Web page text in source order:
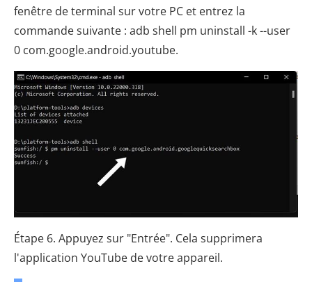
fenêtre de terminal sur votre PC et entrez la
commande suivante : adb shell pm uninstall -k --user
0 com.google.android.youtube.
Étape 6. Appuyez sur "Entrée". Cela supprimera
l'application YouTube de votre appareil.